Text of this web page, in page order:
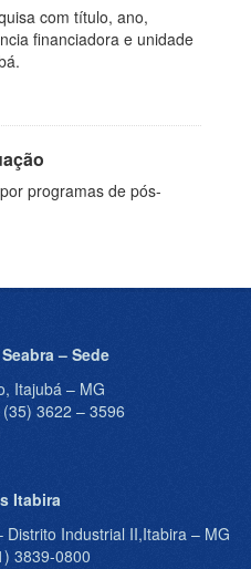
com título, ano,
financiadora e unidade
programas de pós-
– Sede
Itajubá – MG
3622 – 3596
Itabira
Industrial II,Itabira – MG
3839-0800